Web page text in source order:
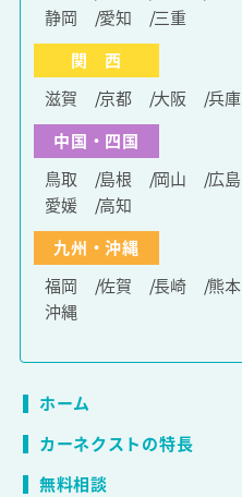
静岡
愛知
三重
関 西
滋賀
京都 大阪 兵庫
中国・四国
鳥取
島根 岡山 広島
愛媛
高知
九州・沖縄
福岡
佐賀 長崎 熊本
沖縄
ホーム
カーネクストの特長
無料相談